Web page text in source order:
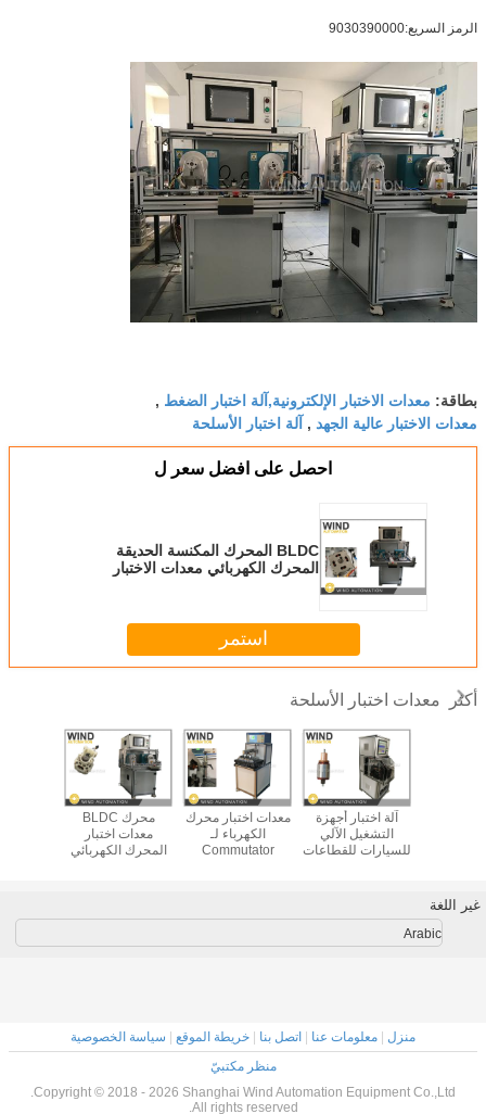
الرمز السريع:9030390000
بطاقة: معدات الاختبار الإلكترونية,آلة اختبار الضغط ,
معدات الاختبار عالية الجهد , آلة اختبار الأسلحة
احصل على افضل سعر ل
BLDC المحرك المكنسة الحديقة
المحرك الكهربائي معدات الاختبار
استمر
أكثر معدات اختبار الأسلحة
محرك BLDC
معدات اختبار
المحرك الكهربائي
معدات اختبار محرك
الكهرباء لـ
Commutator
آلة اختبار أجهزة
التشغيل الآلي
للسيارات للقطاعات
غير اللغة
Arabic
منزل | معلومات عنا | اتصل بنا | خريطة الموقع | سياسة الخصوصية
منظر مكتبيّ
Copyright © 2018 - 2026 Shanghai Wind Automation Equipment Co.,Ltd.
All rights reserved.